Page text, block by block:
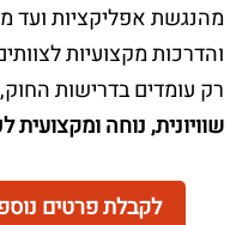
מהנגשת אפליקציות ועד
והדרכות מקצועיות
רק עומדים בדרישות
שוויונית, נוחה
לקבלת פרטים